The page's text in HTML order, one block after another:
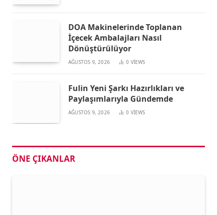
DOA Makinelerinde Toplanan
İçecek Ambalajları Nasıl
Dönüştürülüyor
AĞUSTOS 9, 2026 0 VIEWS
Fulin Yeni Şarkı Hazırlıkları ve
Paylaşımlarıyla Gündemde
AĞUSTOS 9, 2026 0 VIEWS
ÖNE ÇIKANLAR